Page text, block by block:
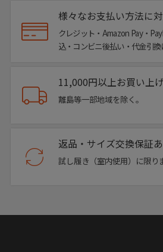
様々なお支払い方法に
クレジット・Amazon Pay・
込・コンビニ後払い・代金引換
11,000円以上お買い上
離島等一部地域を除く。
返品・サイズ交換保証
試し履き（室内使用）に限り